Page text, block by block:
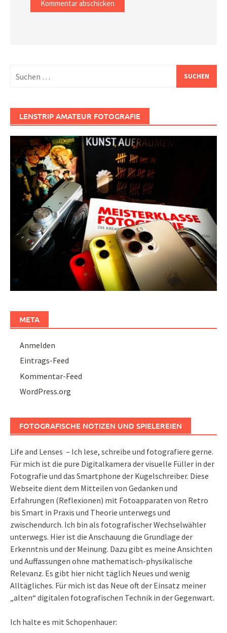
nach:
LENSTRIP AMATEUR FOTOGRAFIE
META
Anmelden
Eintrags-Feed
Kommentar-Feed
WordPress.org
FOTOGRAFISCHE NOTIZEN UND SPIELEREIEN
Life and Lenses – Ich lese, schreibe und fotografiere gerne.
Für mich ist die pure Digitalkamera der visuelle Füller in der
Fotografie und das Smartphone der Kugelschreiber. Diese
Webseite dient dem Mitteilen von Gedanken und
Erfahrungen (Reflexionen) mit Fotoapparaten von Retro
bis Smart in Praxis und Theorie unterwegs und
zwischendurch. Ich bin als fotografischer Wechselwähler
unterwegs. Hier ist die Anschauung die Grundlage der
Erkenntnis und der Meinung. Dazu gibt es meine Ansichten
und Auffassungen ohne mathematisch-physikalische
Relevanz. Es gibt hier nicht täglich Neues und wenig
Alltägliches. Für mich ist das Neue oft der Einsatz meiner
„alten“ digitalen fotografischen Technik in der Gegenwart.
Ich halte es mit Schopenhauer: